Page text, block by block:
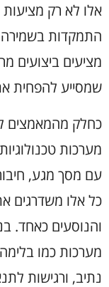
אלו לא רק
התמקדות
מציעים ביצועים
שמסייע להפחית
כחלק מהמאמצים
מערכות
עם מסך מגע,
כל אלו משדרגים
והנוסעים כאחד.
מערכות כמו
נתיב, ורגישות